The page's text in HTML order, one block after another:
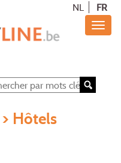
NL FR
> Hôtels